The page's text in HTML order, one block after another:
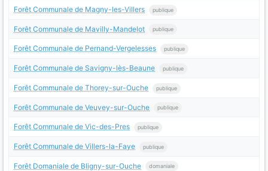
Forêt Communale de Magny-les-Villers publique
Forêt Communale de Mavilly-Mandelot publique
Forêt Communale de Pernand-Vergelesses publique
Forêt Communale de Savigny-lès-Beaune publique
Forêt Communale de Thorey-sur-Ouche publique
Forêt Communale de Veuvey-sur-Ouche publique
Forêt Communale de Vic-des-Pres publique
Forêt Communale de Villers-la-Faye publique
Forêt Domaniale de Bligny-sur-Ouche domaniale